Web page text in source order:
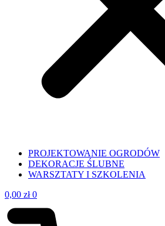
PROJEKTOWANIE OGRODÓW
DEKORACJE ŚLUBNE
WARSZTATY I SZKOLENIA
0,00 zł 0